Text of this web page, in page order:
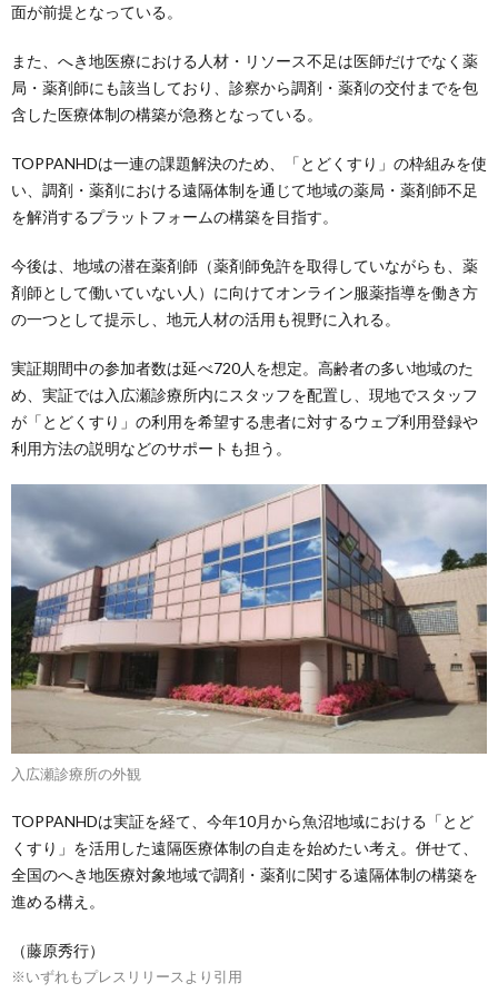
面が前提となっている。
また、へき地医療における人材・リソース不足は医師だけでなく薬
局・薬剤師にも該当しており、診察から調剤・薬剤の交付までを包
含した医療体制の構築が急務となっている。
TOPPANHDは一連の課題解決のため、「とどくすり」の枠組みを使
い、調剤・薬剤における遠隔体制を通じて地域の薬局・薬剤師不足
を解消するプラットフォームの構築を目指す。
今後は、地域の潜在薬剤師（薬剤師免許を取得していながらも、薬
剤師として働いていない人）に向けてオンライン服薬指導を働き方
の一つとして提示し、地元人材の活用も視野に入れる。
実証期間中の参加者数は延べ720人を想定。高齢者の多い地域のた
め、実証では入広瀬診療所内にスタッフを配置し、現地でスタッフ
が「とどくすり」の利用を希望する患者に対するウェブ利用登録や
利用方法の説明などのサポートも担う。
入広瀬診療所の外観
TOPPANHDは実証を経て、今年10月から魚沼地域における「とど
くすり」を活用した遠隔医療体制の自走を始めたい考え。併せて、
全国のへき地医療対象地域で調剤・薬剤に関する遠隔体制の構築を
進める構え。
（藤原秀行）
※いずれもプレスリリースより引用